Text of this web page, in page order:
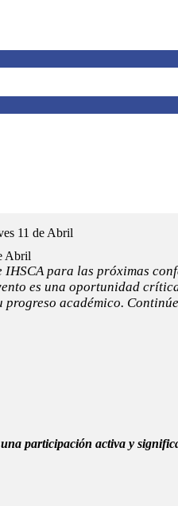
11 de Abril
Abril
para las próximas
es una oportunidad
académico.
participación activa y